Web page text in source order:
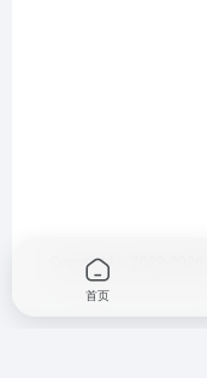
Copyright © 2022-2026
首页